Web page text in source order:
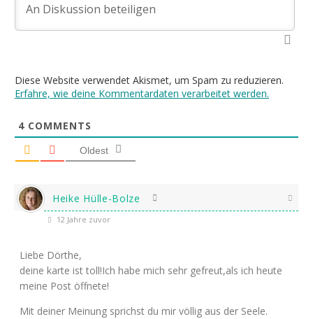
Diese Website verwendet Akismet, um Spam zu reduzieren.
Erfahre, wie deine Kommentardaten verarbeitet werden.
4 COMMENTS
Oldest
Heike Hülle-Bolze
12 Jahre zuvor
Liebe Dörthe,
deine karte ist toll!Ich habe mich sehr gefreut,als ich heute
meine Post öffnete!
Mit deiner Meinung sprichst du mir völlig aus der Seele.